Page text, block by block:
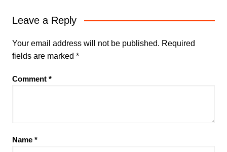
Leave a Reply
Your email address will not be published. Required
fields are marked *
Comment *
Name *